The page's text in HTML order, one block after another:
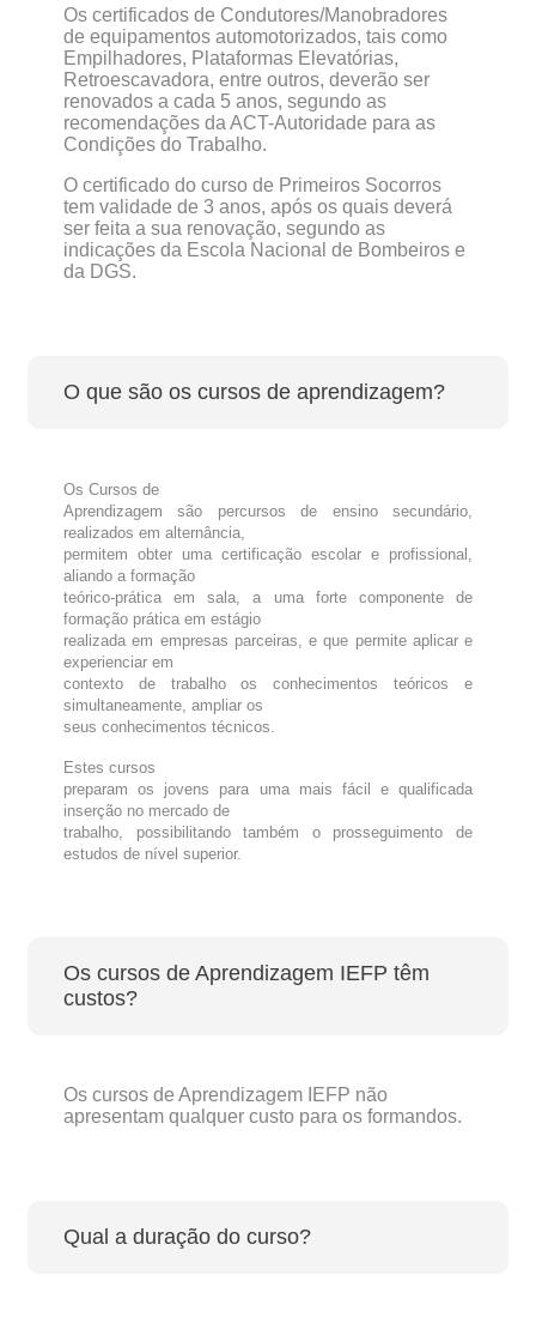
Os certificados de Condutores/Manobradores
de equipamentos automotorizados, tais como
Empilhadores, Plataformas Elevatórias,
Retroescavadora, entre outros, deverão ser
renovados a cada 5 anos, segundo as
recomendações da ACT-Autoridade para as
Condições do Trabalho.
O certificado do curso de Primeiros Socorros
tem validade de 3 anos, após os quais deverá
ser feita a sua renovação, segundo as
indicações da Escola Nacional de Bombeiros e
da DGS.
O que são os cursos de aprendizagem?
Os Cursos de
Aprendizagem são percursos de ensino secundário,
realizados em alternância,
permitem obter uma certificação escolar e profissional,
aliando a formação
teórico-prática em sala, a uma forte componente de
formação prática em estágio
realizada em empresas parceiras, e que permite aplicar e
experienciar em
contexto de trabalho os conhecimentos teóricos e
simultaneamente, ampliar os
seus conhecimentos técnicos.
Estes cursos
preparam os jovens para uma mais fácil e qualificada
inserção no mercado de
trabalho, possibilitando também o prosseguimento de
estudos de nível superior.
Os cursos de Aprendizagem IEFP têm
custos?
Os cursos de Aprendizagem IEFP não
apresentam qualquer custo para os formandos.
Qual a duração do curso?